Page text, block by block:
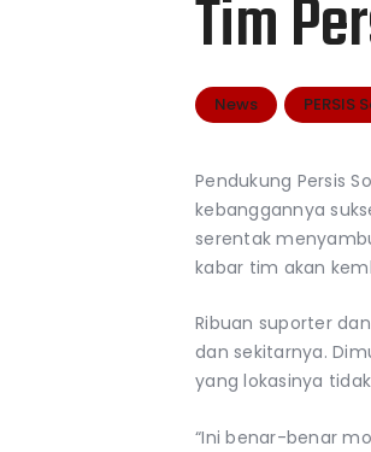
Tim
News PERSIS
Pendukung Persis
kebanggannya
serentak
kabar tim akan
Ribuan suporter
dan sekitarnya.
yang lokasinya
“Ini benar-benar